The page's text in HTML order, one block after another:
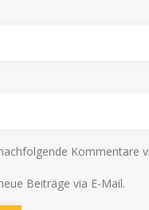
Kommentare
Beiträge via E-Mail.